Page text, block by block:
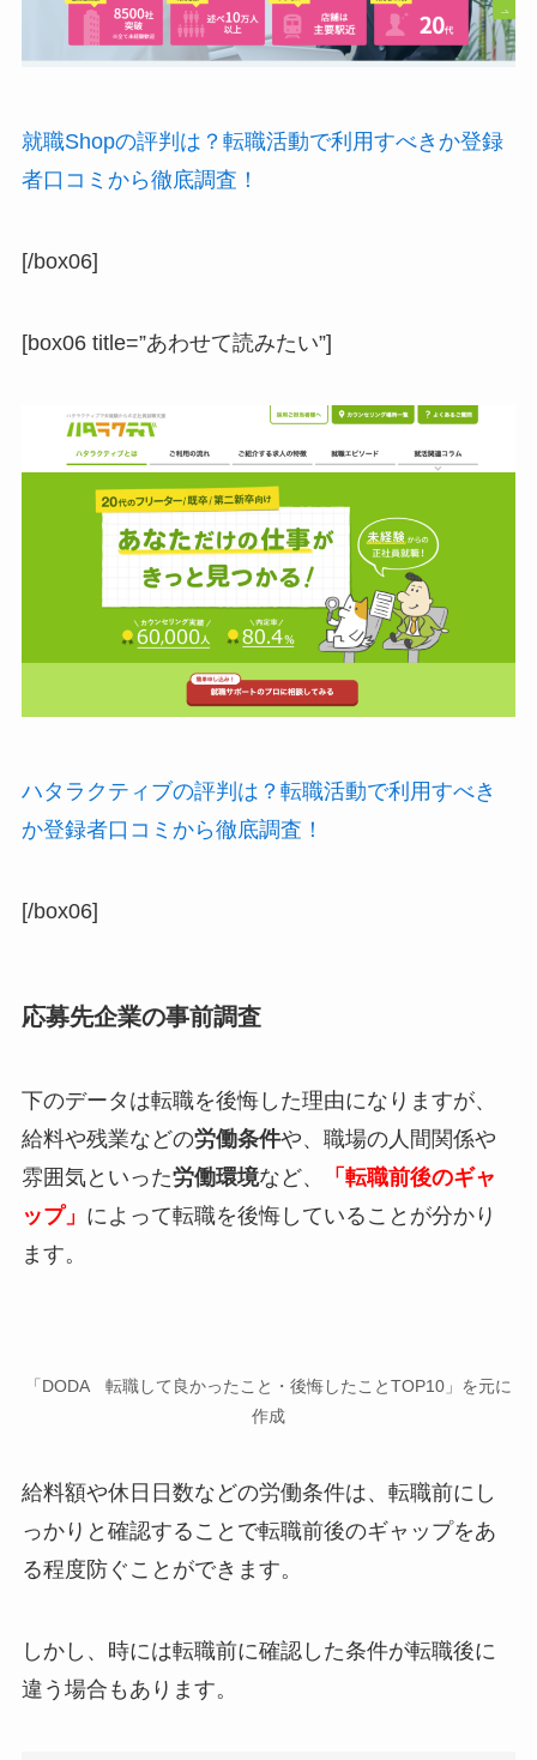
就職Shopの評判は？転職活動で利用すべきか登録
者口コミから徹底調査！
[/box06]
[box06 title=”あわせて読みたい”]
ハタラクティブの評判は？転職活動で利用すべき
か登録者口コミから徹底調査！
[/box06]
応募先企業の事前調査
下のデータは転職を後悔した理由になりますが、
給料や残業などの労働条件や、職場の人間関係や
雰囲気といった労働環境など、 「 転職前後のギャ
ップ」 によって転職を後悔していることが分かり
ます。
「DODA 転職して良かったこと・後悔したことTOP10」を元に
作成
給料額や休日日数などの労働条件は、転職前にし
っかりと確認することで転職前後のギャップをあ
る程度防ぐことができます。
しかし、時には転職前に確認した条件が転職後に
違う場合もあります。